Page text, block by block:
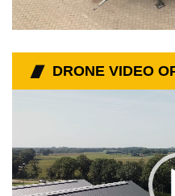
DRONE VIDEO